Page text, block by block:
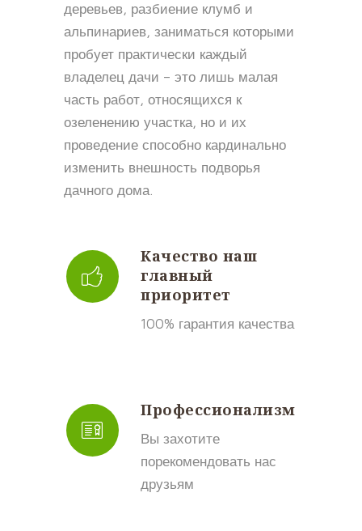
деревьев, разбиение клумб и
альпинариев, заниматься которыми
пробует практически каждый
владелец дачи – это лишь малая
часть работ, относящихся к
озеленению участка, но и их
проведение способно кардинально
изменить внешность подворья
дачного дома.
Качество наш
главный
приоритет
100% гарантия качества
Профессионализм
Вы захотите
порекомендовать нас
друзьям